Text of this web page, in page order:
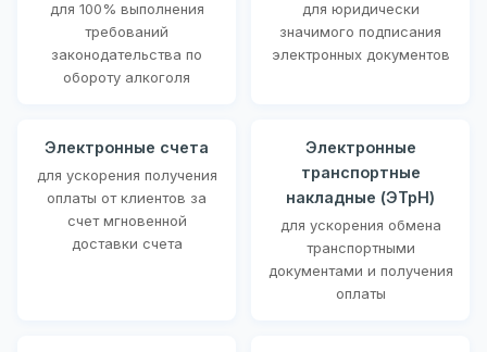
для 100% выполнения
требований
законодательства по
обороту алкоголя
для юридически
значимого подписания
электронных документов
Электронные счета
для ускорения получения
оплаты от клиентов за
счет мгновенной
доставки счета
Электронные
транспортные
накладные (ЭТрН)
для ускорения обмена
транспортными
документами и получения
оплаты